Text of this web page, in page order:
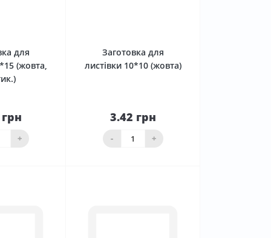
для
(жовта,
+
Заготовка для
листівки 10*10 (жовта)
3.42 грн
- +
кошика